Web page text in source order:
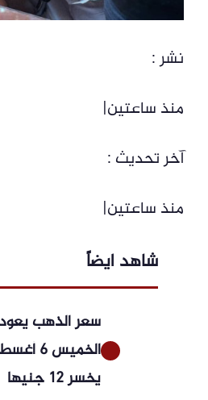
نشر :
منذ ساعتين|
آخر تحديث :
منذ ساعتين|
شاهد ايضاً
سعر الذهب يعود
يخسر 12 جنيها